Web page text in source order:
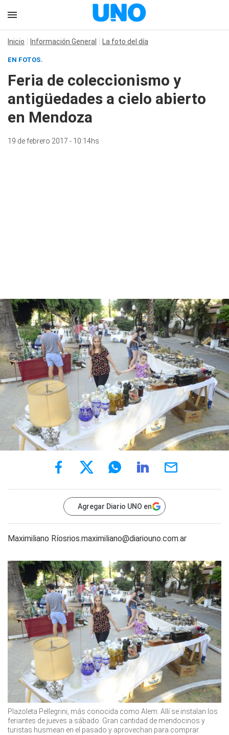
Inicio Información General La foto del día
EN FOTOS.
Feria de coleccionismo y
antigüedades a cielo abierto
en Mendoza
19 de febrero 2017 - 10:14hs
Agregar Diario UNO en
Maximiliano Ríosrios.maximiliano@diariouno.com.ar
Plazoleta Pellegrini, más conocida como Alem. Allí se instalan los
feriantes de jueves a sábado. Gran cantidad de mendocinos y
turistas husmean en el pasado y aprovechan para comprar.